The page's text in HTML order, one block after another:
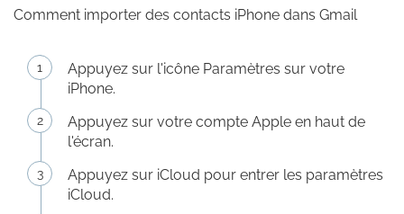
Comment importer des contacts iPhone dans Gmail
Appuyez sur l'icône Paramètres sur votre
iPhone.
Appuyez sur votre compte Apple en haut de
l'écran.
Appuyez sur iCloud pour entrer les paramètres
iCloud.